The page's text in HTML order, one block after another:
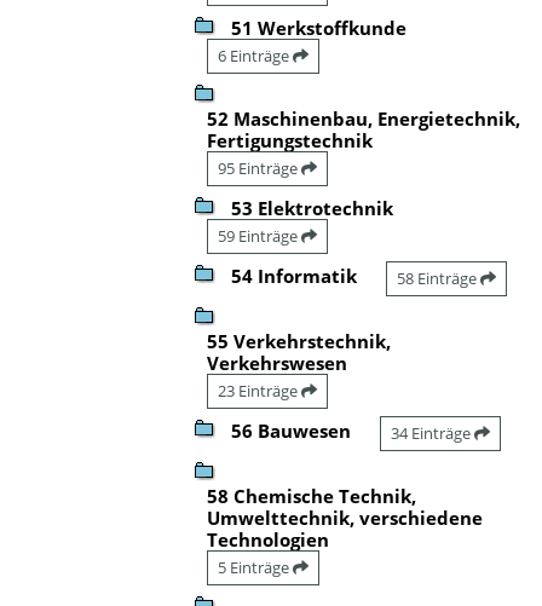
51 Werkstoffkunde
6 Einträge
52 Maschinenbau, Energietechnik,
Fertigungstechnik
95 Einträge
53 Elektrotechnik
59 Einträge
54 Informatik 58 Einträge
55 Verkehrstechnik,
Verkehrswesen
23 Einträge
56 Bauwesen 34 Einträge
58 Chemische Technik,
Umwelttechnik, verschiedene
Technologien
5 Einträge